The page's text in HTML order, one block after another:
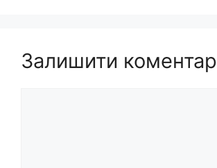
Залишити коментар